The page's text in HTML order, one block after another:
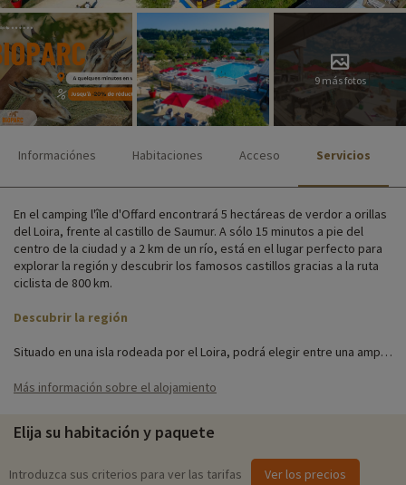
9 más fotos
Informaciónes Habitaciones Acceso Servicios
En el camping l'île d'Offard encontrará 5 hectáreas de verdor a orillas
del Loira, frente al castillo de Saumur. A sólo 15 minutos a pie del
centro de la ciudad y a 2 km de un río, está en el lugar perfecto para
explorar la región y descubrir los famosos castillos gracias a la ruta
ciclista de 800 km.
Descubrir la región
Situado en una isla rodeada por el Loira, podrá elegir entre una amplia
estancia fuera de lo común, puede elegir un bungalow de lona
Actividades familiares in situ
Para obtener información precisa sobre las actividades disponibles in
Más información sobre el alojamiento
Elija su habitación y paquete
Introduzca sus criterios para ver las tarifas Ver los precios